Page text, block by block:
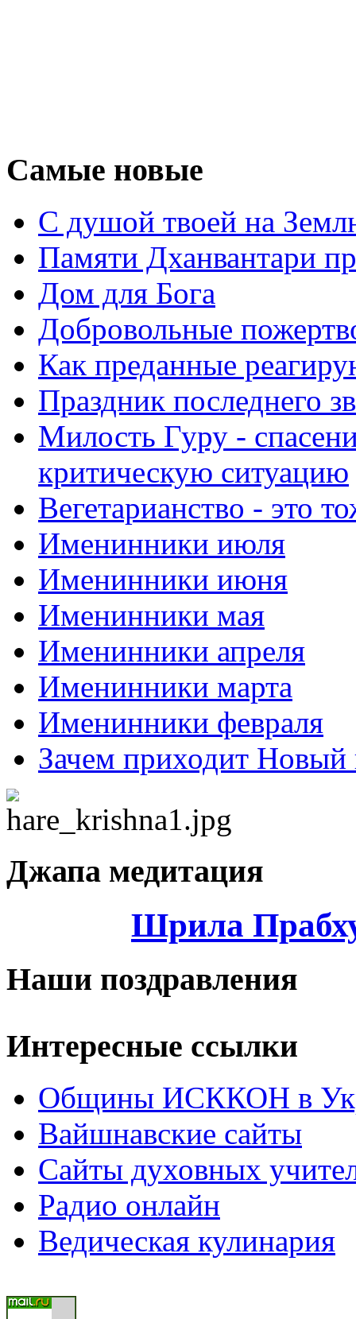
Самые новые
С душой твоей на
Памяти Дханвантари
Дом для Бога
Добровольные
Как преданные
Праздник последнего
Милость Гуру -
критическую ситуацию
Вегетарианство - это
Именинники июля
Именинники июня
Именинники мая
Именинники апреля
Именинники марта
Именинники февраля
Зачем приходит Новый
Джапа медитация
Шрила
Наши поздравления
Интересные ссылки
Общины ИСККОН в
Вайшнавские сайты
Сайты духовных
Радио онлайн
Ведическая кулинария